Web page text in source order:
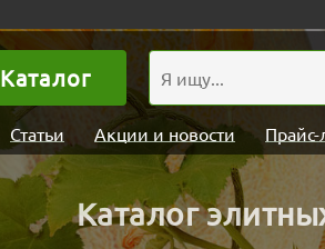
Каталог
Статьи Акции и новости
Каталог